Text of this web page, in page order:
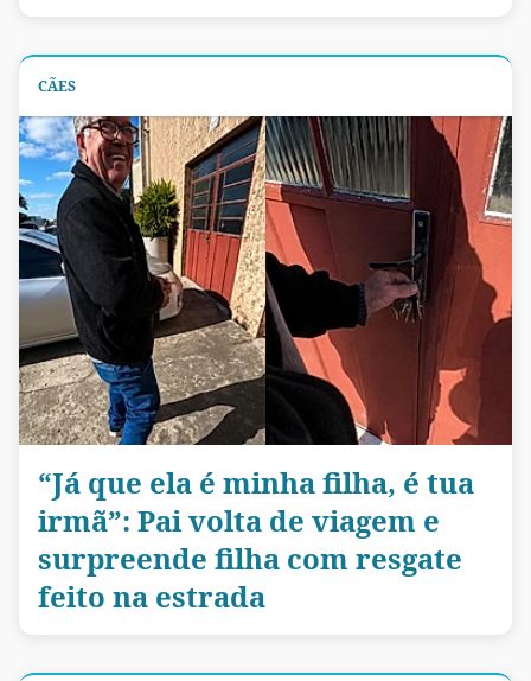
CÃES
“Já que ela é minha filha, é tua
irmã”: Pai volta de viagem e
surpreende filha com resgate
feito na estrada